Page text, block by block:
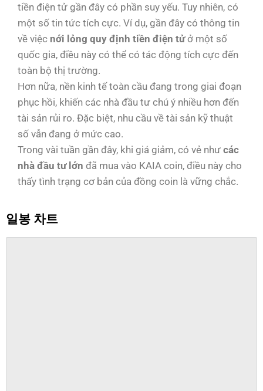
tiền điện tử gần đây có phần suy yếu. Tuy nhiên, có
một số tin tức tích cực. Ví dụ, gần đây có thông tin
về việc nới lỏng quy định tiền điện tửở một số
quốc gia, điều này có thể có tác động tích cực đến
toàn bộ thị trường.
Hơn nữa, nền kinh tế toàn cầu đang trong giai đoạn
phục hồi, khiến các nhà đầu tư chú ý nhiều hơn đến
tài sản rủi ro. Đặc biệt, nhu cầu về tài sản kỹ thuật
số vẫn đang ở mức cao.
Trong vài tuần gần đây, khi giá giảm, có vẻ như các
nhà đầu tư lớn đã mua vào KAIA coin, điều này cho
thấy tình trạng cơ bản của đồng coin là vững chắc.
일봉 차트